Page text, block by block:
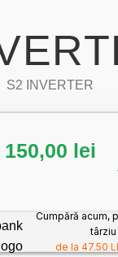
S2 INVERTER
150,00 lei
Cumpără acum,
târziu
de la 47.50